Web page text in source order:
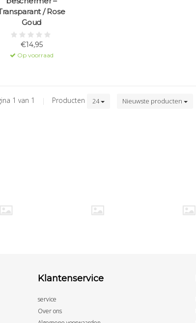
/ Rose
Goud
€14,95
Op voorraad
1 van 1 | Producten 24 Nieuwste producten
Klantenservice
service
Over ons